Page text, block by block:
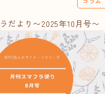
だより〜2025年10月号〜